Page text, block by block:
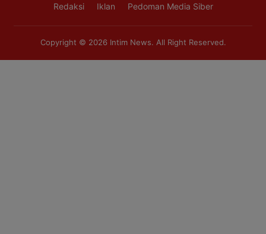
Redaksi Iklan Pedoman Media Siber
Copyright © 2026 Intim News. All Right Reserved.